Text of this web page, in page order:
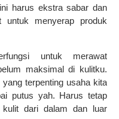
harus ekstra sabar dan
untuk menyerap produk
untuk merawat
maksimal di kulitku.
yang terpenting usaha kita
putus yah. Harus tetap
dari dalam dan luar